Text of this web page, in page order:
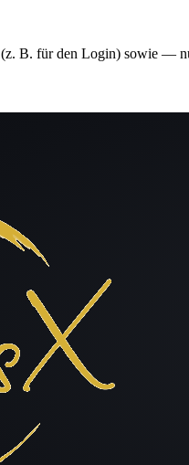
(z. B. für den Login) sowie —